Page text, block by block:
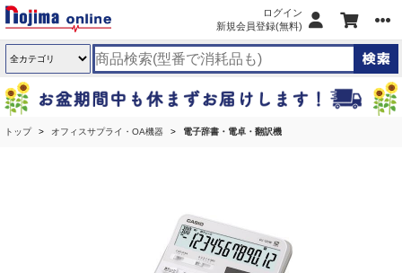
ログイン
新規会員登録(無料)
トップ オフィスサプライ・OA機器 電子辞書・電卓・翻訳機